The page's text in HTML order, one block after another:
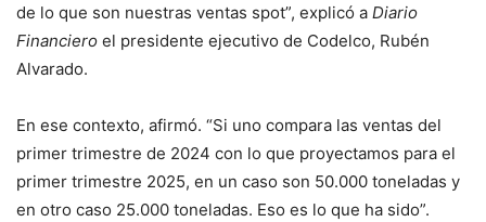
de lo que son nuestras ventas spot”, explicó a Diario
Financiero el presidente ejecutivo de Codelco, Rubén
Alvarado.
En ese contexto, afirmó. “Si uno compara las ventas del
primer trimestre de 2024 con lo que proyectamos para el
primer trimestre 2025, en un caso son 50.000 toneladas y
en otro caso 25.000 toneladas. Eso es lo que ha sido”.